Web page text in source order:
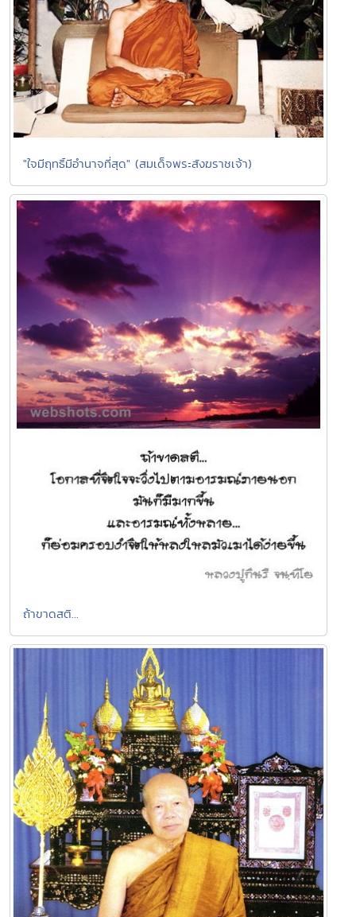
"ใจมีฤทธิ์มีอำนาจที่สุด" (สมเด็จพระสังฆราชเจ้า)
ถ้าขาดสติ...